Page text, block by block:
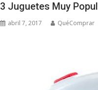
3 Juguetes Muy
abril 7, 2017 QuéComprar